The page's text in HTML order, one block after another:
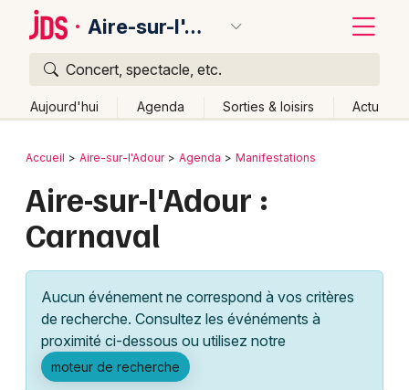
Aire-sur-l'Adour
Concert, spectacle, etc.
Aujourd'hui Agenda Sorties & loisirs Actu
Publier un événement
Grands événements
Activité & Expérience
Manifestations
Bordeaux
Colmar
Lille
Lyon
Marseille
Mulhouse
Retour
Accueil Aire-sur-l'Adour Agenda Manifestations
Aire-sur-l'Adour :
Carnaval
Aucun événement ne correspond à vos critères
de recherche. Consultez les événéments à
proximité ci-dessous ou utilisez notre
moteur de recherche
Quoi ?
Où ?
Partout
Près de moi Changer de lieu
Quand ?
Aujourd'hui
Demain Ce week-end Autre